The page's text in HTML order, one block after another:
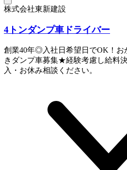
株式会社東新建設
4トンダンプ車ドライバー
創業40年◎入社日希望日でOK！お
きダンプ車募集★経験考慮し給料
入・お休み相談ください。